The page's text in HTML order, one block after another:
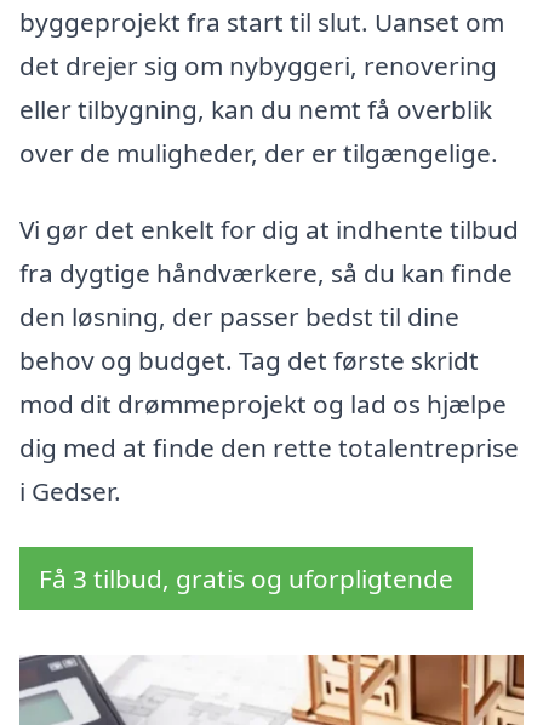
byggeprojekt fra start til slut. Uanset om
det drejer sig om nybyggeri, renovering
eller tilbygning, kan du nemt få overblik
over de muligheder, der er tilgængelige.
Vi gør det enkelt for dig at indhente tilbud
fra dygtige håndværkere, så du kan finde
den løsning, der passer bedst til dine
behov og budget. Tag det første skridt
mod dit drømmeprojekt og lad os hjælpe
dig med at finde den rette totalentreprise
i Gedser.
Få 3 tilbud, gratis og uforpligtende